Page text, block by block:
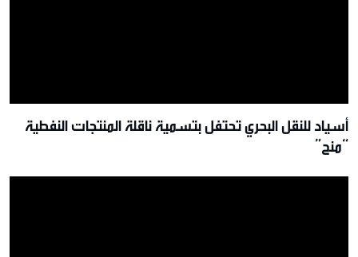
أسياد للنقل البحري تحتفل بتسمية ناقلة المنتجات النفطية
“منح”